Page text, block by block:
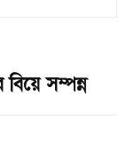
বিয়ে সম্পন্ন